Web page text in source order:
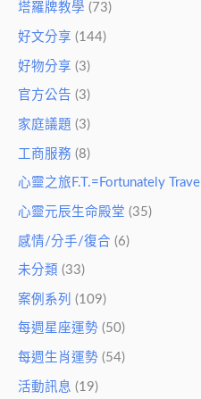
塔羅牌教學 (73)
好文分享 (144)
好物分享 (3)
官方公告 (3)
家庭議題 (3)
工商服務 (8)
心靈之旅F.T.=Fortunately Travel
心靈元辰生命殿堂 (35)
感情/分手/復合 (6)
未分類 (33)
案例系列 (109)
每週星座運勢 (50)
每週生肖運勢 (54)
活動訊息 (19)